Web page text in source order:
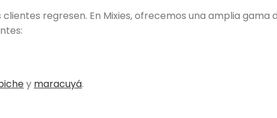
regresen. En Mixies, ofrecemos una amplia gama
y maracuyá.